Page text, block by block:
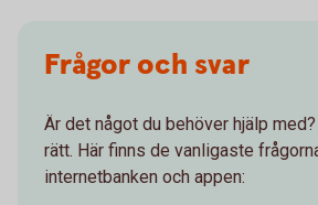
Frågor och svar
Är det något du behöver hjälp
rätt. Här finns de vanligaste
internetbanken och appen: